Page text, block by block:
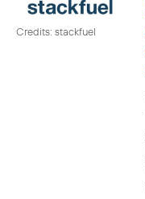
Credits: stackfuel